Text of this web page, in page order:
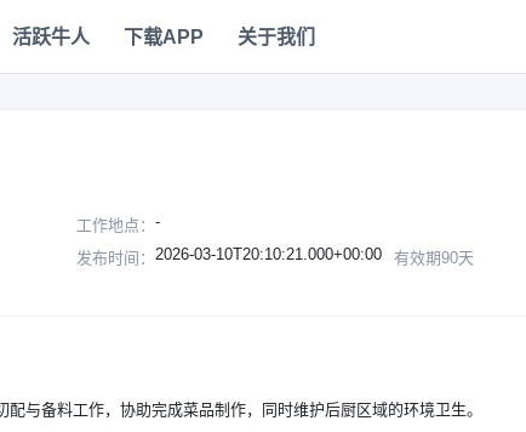
工作地点： -
发布时间： 2026-03-10T20:10:21.000+00:00
有效期90天
与备料工作，协助完成菜品制作，同时维护后厨区域的环境卫生。
活跃牛人 下载APP 关于我们